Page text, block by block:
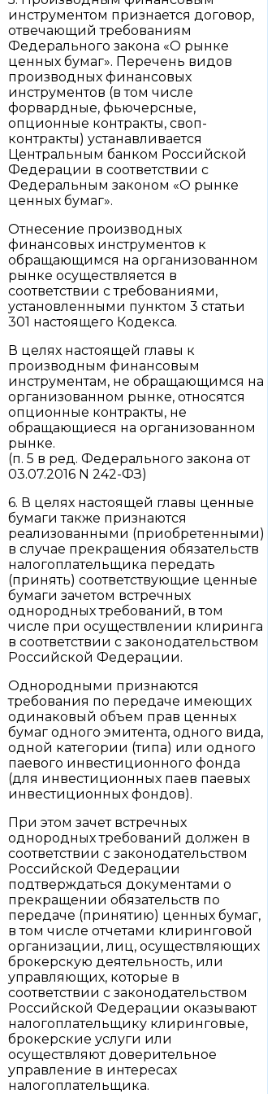
инструментом признается договор,
отвечающий требованиям
Федерального закона «О рынке
ценных бумаг». Перечень видов
производных финансовых
инструментов (в том числе
форвардные, фьючерсные,
опционные контракты, своп-
контракты) устанавливается
Центральным банком Российской
Федерации в соответствии с
Федеральным законом «О рынке
ценных бумаг».
Отнесение производных
финансовых инструментов к
обращающимся на организованном
рынке осуществляется в
соответствии с требованиями,
установленными пунктом 3 статьи
301 настоящего Кодекса.
В целях настоящей главы к
производным финансовым
инструментам, не обращающимся на
организованном рынке, относятся
опционные контракты, не
обращающиеся на организованном
рынке.
(п. 5 в ред. Федерального закона от
03.07.2016 N 242-ФЗ)
6. В целях настоящей главы ценные
бумаги также признаются
реализованными (приобретенными)
в случае прекращения обязательств
налогоплательщика передать
(принять) соответствующие ценные
бумаги зачетом встречных
однородных требований, в том
числе при осуществлении клиринга
в соответствии с законодательством
Российской Федерации.
Однородными признаются
требования по передаче имеющих
одинаковый объем прав ценных
бумаг одного эмитента, одного вида,
одной категории (типа) или одного
паевого инвестиционного фонда
(для инвестиционных паев паевых
инвестиционных фондов).
При этом зачет встречных
однородных требований должен в
соответствии с законодательством
Российской Федерации
подтверждаться документами о
прекращении обязательств по
передаче (принятию) ценных бумаг,
в том числе отчетами клиринговой
организации, лиц, осуществляющих
брокерскую деятельность, или
управляющих, которые в
соответствии с законодательством
Российской Федерации оказывают
налогоплательщику клиринговые,
брокерские услуги или
осуществляют доверительное
управление в интересах
налогоплательщика.